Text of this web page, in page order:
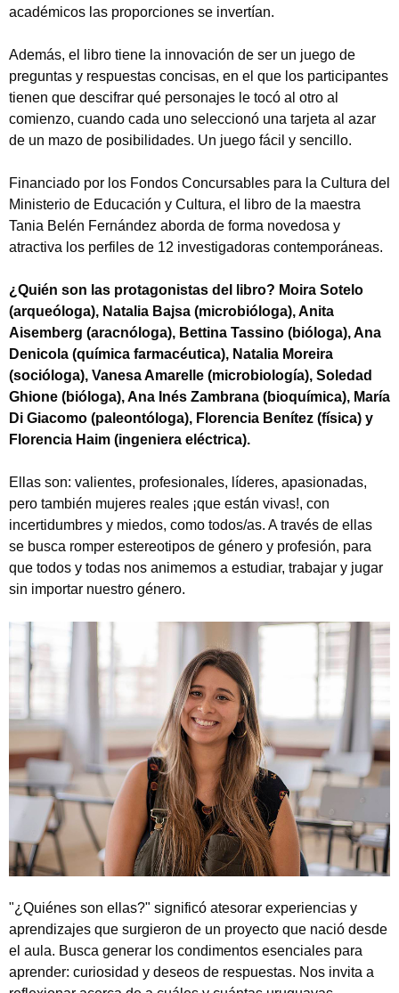
académicos las proporciones se invertían.
Además, el libro tiene la innovación de ser un juego de
preguntas y respuestas concisas, en el que los participantes
tienen que descifrar qué personajes le tocó al otro al
comienzo, cuando cada uno seleccionó una tarjeta al azar
de un mazo de posibilidades. Un juego fácil y sencillo.
Financiado por los Fondos Concursables para la Cultura del
Ministerio de Educación y Cultura, el libro de la maestra
Tania Belén Fernández aborda de forma novedosa y
atractiva los perfiles de 12 investigadoras contemporáneas.
¿Quién son las protagonistas del libro? Moira Sotelo
(arqueóloga), Natalia Bajsa (microbióloga), Anita
Aisemberg (aracnóloga), Bettina Tassino (bióloga), Ana
Denicola (química farmacéutica), Natalia Moreira
(socióloga), Vanesa Amarelle (microbiología), Soledad
Ghione (bióloga), Ana Inés Zambrana (bioquímica), María
Di Giacomo (paleontóloga), Florencia Benítez (física) y
Florencia Haim (ingeniera eléctrica).
Ellas son: valientes, profesionales, líderes, apasionadas,
pero también mujeres reales ¡que están vivas!, con
incertidumbres y miedos, como todos/as. A través de ellas
se busca romper estereotipos de género y profesión, para
que todos y todas nos animemos a estudiar, trabajar y jugar
sin importar nuestro género.
"¿Quiénes son ellas?" significó atesorar experiencias y
aprendizajes que surgieron de un proyecto que nació desde
el aula. Busca generar los condimentos esenciales para
aprender: curiosidad y deseos de respuestas. Nos invita a